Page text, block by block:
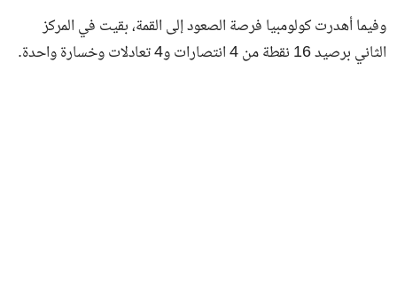
وفيما أهدرت كولومبيا فرصة الصعود إلى القمة، بقيت في المركز
الثاني برصيد 16 نقطة من 4 انتصارات و4 تعادلات وخسارة واحدة.